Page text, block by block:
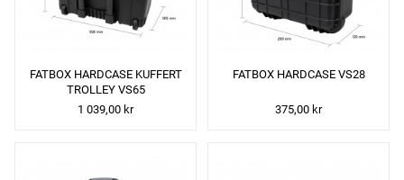
FATBOX HARDCASE KUFFERT
TROLLEY VS65
1 039,00 kr
FATBOX HARDCASE VS28
375,00 kr